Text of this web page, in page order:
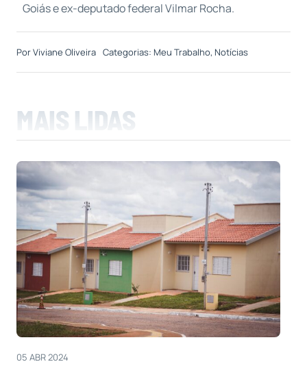
Goiás e ex-deputado federal Vilmar Rocha.
PorViviane Oliveira Categorias: Meu Trabalho, Notícias
MAIS LIDAS
05 ABR 2024